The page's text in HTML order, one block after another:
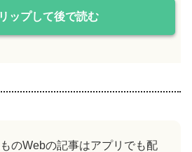
ップして後で読む
のWebの記事はアプリでも配